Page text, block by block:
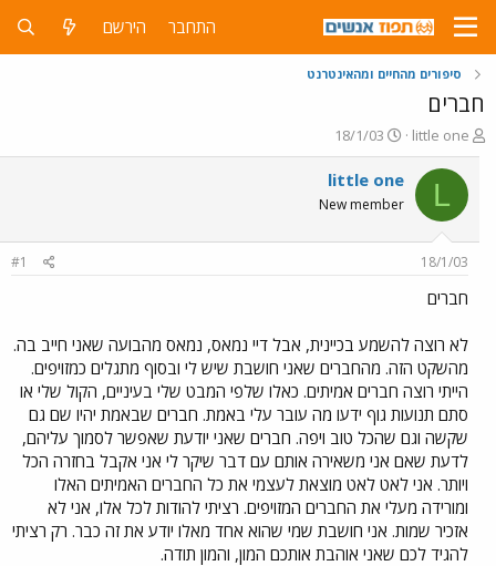
התחבר הירשם
סיפורים מהחיים ומהאינטרנט
חברים
פ
ו
ת
ח
ה
ש
א
little one
פ
ו
ר
ס
ם
18/1/03
L
little one
New member
18/1/03
#1
חברים
לא רוצה להשמע בכיינית, אבל דיי נמאס, נמאס מהבועה שאני חייב בה.
מהשקט הזה. מהחברים שאני חושבת שיש לי ובסוף מתגלים כמזויפים.
הייתי רוצה חברים אמיתים. כאלו שלפי המבט שלי בעיניים, הקול שלי או
סתם תנועות גוף ידעו מה עובר עלי באמת. חברים שבאמת יהיו שם גם
שקשה וגם שהכל טוב ויפה. חברים שאני יודעת שאפשר לסמוך עליהם,
לדעת שאם אני משאירה אותם עם דבר שיקר לי אני אקבל בחזרה הכל
ויותר. אני לאט לאט מוצאת לעצמי את כל החברים האמיתים האלו
ומורידה מעלי את החברים המזויפים. רציתי להודות לכל אלו, אני לא
אזכיר שמות. אני חושבת שמי שהוא אחד מאלו יודע את זה כבר. רק רציתי
להגיד לכם שאני אוהבת אותכם המון, והמון תודה.